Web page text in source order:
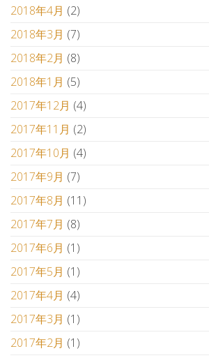
2018年4月 (2)
2018年3月 (7)
2018年2月 (8)
2018年1月 (5)
2017年12月 (4)
2017年11月 (2)
2017年10月 (4)
2017年9月 (7)
2017年8月 (11)
2017年7月 (8)
2017年6月 (1)
2017年5月 (1)
2017年4月 (4)
2017年3月 (1)
2017年2月 (1)